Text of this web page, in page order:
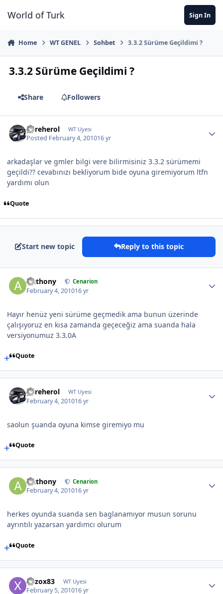
World of Turk Sign In
Home WT GENEL Sohbet 3.3.2 Sürüme Geçildimi ?
3.3.2 Sürüme Geçildimi ?
Share Followers
gereherol WT Uyesi
Posted February 4, 201016 yr
arkadaşlar ve gmler bilgi vere bilirmisiniz 3.3.2 sürümemi
geçildi?? cevabınızı bekliyorum bide oyuna giremiyorum ltfn
yardımı olun
Quote
Start new topic Reply to this topic
Anthony Cenarion
February 4, 201016 yr
Hayır henüz yeni sürüme geçmedik ama bunun üzerinde
çalışıyoruz en kısa zamanda geçeceğiz ama suanda hala
versiyonumuz 3.3.0A
Quote
gereherol WT Uyesi
February 4, 201016 yr
saolun şuanda oyuna kimse giremiyo mu
Quote
Anthony Cenarion
February 4, 201016 yr
herkes oyunda suanda sen baglanamıyor musun sorunu
ayrıntılı yazarsan yardımcı olurum
Quote
xozox83 WT Uyesi
February 5, 201016 yr